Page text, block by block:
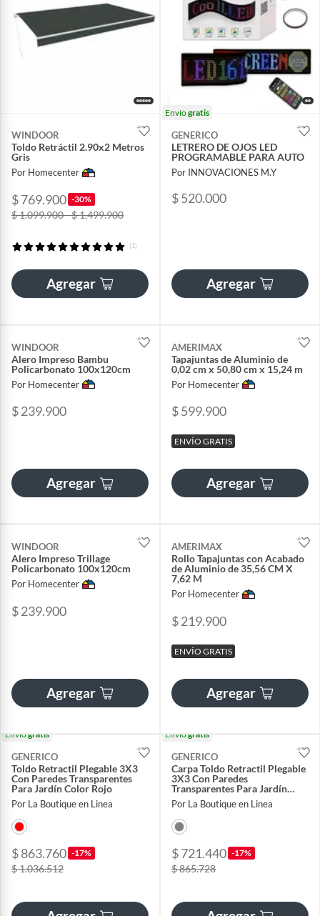
WINDOOR
Toldo Retráctil 2.90x2 Metros
Gris
Por Homecenter
$ 769.900 -30%
$ 1.099.900 - $ 1.499.900
(1)
Agregar
Envíogratis
GENERICO
LETRERO DE OJOS LED
PROGRAMABLE PARA AUTO
Por INNOVACIONES M.Y
$ 520.000
Agregar
WINDOOR
Alero Impreso Bambu
Policarbonato 100x120cm
Por Homecenter
$ 239.900
Agregar
AMERIMAX
Tapajuntas de Aluminio de
0,02 cm x 50,80 cm x 15,24 m
Por Homecenter
$ 599.900
ENVÍO GRATIS
Agregar
WINDOOR
Alero Impreso Trillage
Policarbonato 100x120cm
Por Homecenter
$ 239.900
Agregar
AMERIMAX
Rollo Tapajuntas con Acabado
de Aluminio de 35,56 CM X
7,62 M
Por Homecenter
$ 219.900
ENVÍO GRATIS
Agregar
Envíogratis
GENERICO
Toldo Retractil Plegable 3X3
Con Paredes Transparentes
Para Jardín Color Rojo
Por La Boutique en Linea
$ 863.760 -17%
$ 1.036.512
Envíogratis
GENERICO
Carpa Toldo Retractil Plegable
3X3 Con Paredes
Transparentes Para Jardín
Color Gris
Por La Boutique en Linea
$ 721.440 -17%
$ 865.728